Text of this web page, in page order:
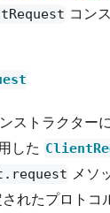
コン
ストラクター
した
メソ
れたプロトコ